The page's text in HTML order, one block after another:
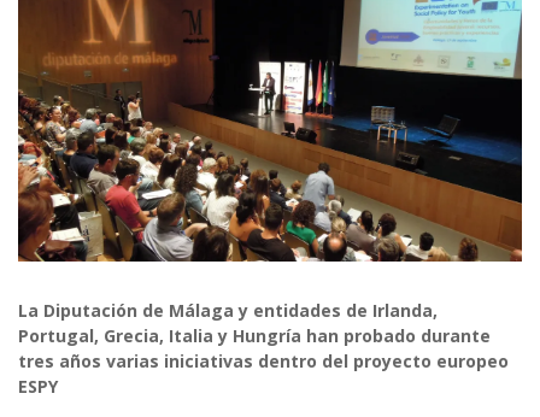
La Diputación de Málaga y entidades de Irlanda,
Portugal, Grecia, Italia y Hungría han probado durante
tres años varias iniciativas dentro del proyecto europeo
ESPY